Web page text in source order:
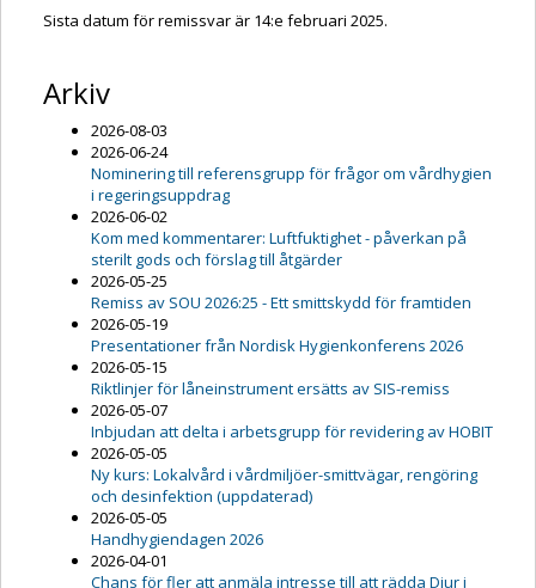
Sista datum för remissvar är 14:e februari 2025.
Arkiv
2026-08-03
2026-06-24
Nominering till referensgrupp för frågor om vårdhygien
i regeringsuppdrag
2026-06-02
Kom med kommentarer: Luftfuktighet - påverkan på
sterilt gods och förslag till åtgärder
2026-05-25
Remiss av SOU 2026:25 - Ett smittskydd för framtiden
2026-05-19
Presentationer från Nordisk Hygienkonferens 2026
2026-05-15
Riktlinjer för låneinstrument ersätts av SIS-remiss
2026-05-07
Inbjudan att delta i arbetsgrupp för revidering av HOBIT
2026-05-05
Ny kurs: Lokalvård i vårdmiljöer-smittvägar, rengöring
och desinfektion (uppdaterad)
2026-05-05
Handhygiendagen 2026
2026-04-01
Chans för fler att anmäla intresse till att rädda Djur i